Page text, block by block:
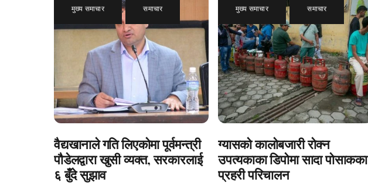
मुख्य समाचार , समाचार
वैद्यखानाले गति लिएकोमा पूर्वमन्त्री
पौडेलद्वारा खुसी व्यक्त, सरकारलाई
६ बुँदे सुझाव
मुख्य समाचार , समाचार
ग्यासको कालोबजारी रोक्न
उपत्यकाका डिपोमा सादा पोसाकका
प्रहरी परिचालन